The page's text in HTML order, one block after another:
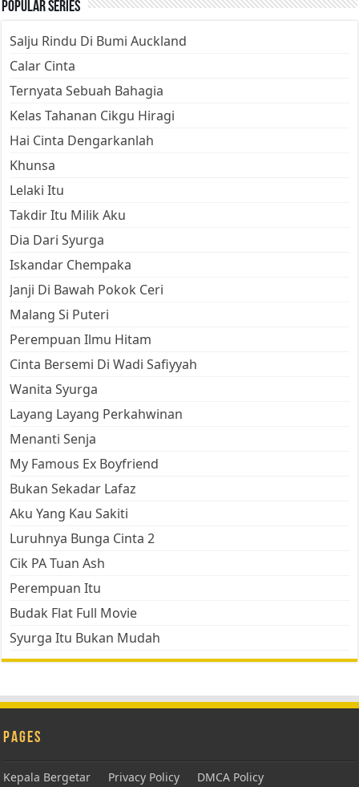
Popular Series
Salju Rindu Di Bumi Auckland
Calar Cinta
Ternyata Sebuah Bahagia
Kelas Tahanan Cikgu Hiragi
Hai Cinta Dengarkanlah
Khunsa
Lelaki Itu
Takdir Itu Milik Aku
Dia Dari Syurga
Iskandar Chempaka
Janji Di Bawah Pokok Ceri
Malang Si Puteri
Perempuan Ilmu Hitam
Cinta Bersemi Di Wadi Safiyyah
Wanita Syurga
Layang Layang Perkahwinan
Menanti Senja
My Famous Ex Boyfriend
Bukan Sekadar Lafaz
Aku Yang Kau Sakiti
Luruhnya Bunga Cinta 2
Cik PA Tuan Ash
Perempuan Itu
Budak Flat Full Movie
Syurga Itu Bukan Mudah
Pages
Kepala Bergetar Privacy Policy DMCA Policy